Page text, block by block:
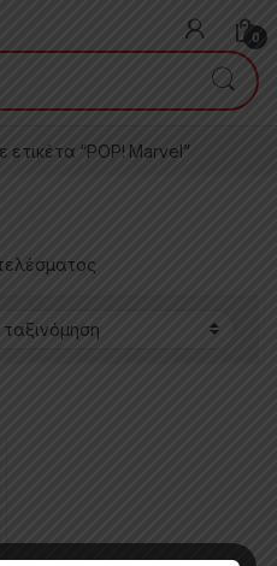
0
ετικέτα “POP! Marvel”